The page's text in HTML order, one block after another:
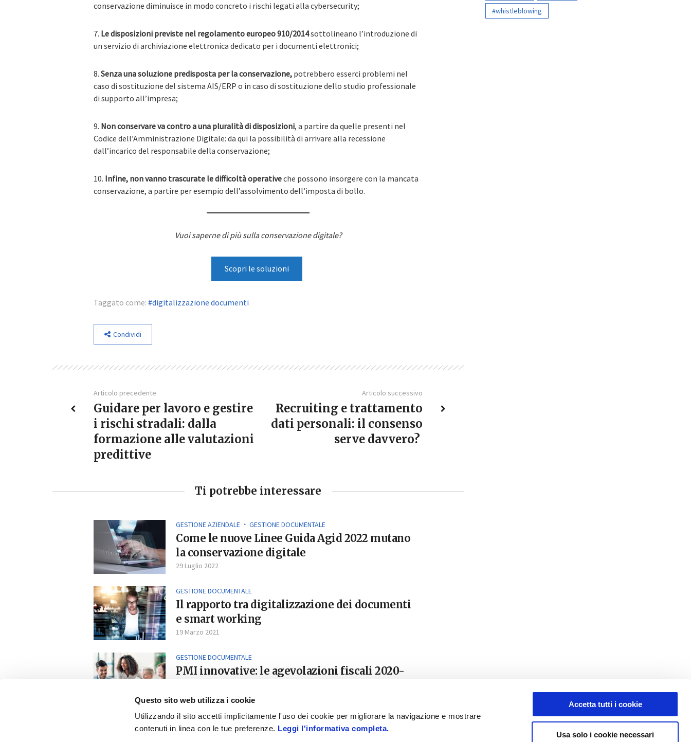
Questo sito web utilizza i cookie
Utilizzando il sito accetti implicitamente l'uso dei cookie per migliorare la navigazione e mostrare
contenuti in linea con le tue preferenze. Leggi l'informativa completa.
Accetta tutti i cookie
Usa solo i cookie necessari
conservazione diminuisce in modo concreto i rischi legati alla cybersecurity;
7. Le disposizioni previste nel regolamento europeo 910/2014sottolineano l’introduzione di
un servizio di archiviazione elettronica dedicato per i documenti elettronici;
8. Senza una soluzione predisposta per la conservazione, potrebbero esserci problemi nel
caso di sostituzione del sistema AIS/ERP o in caso di sostituzione dello studio professionale
di supporto all’impresa;
9. Non conservare va contro a una pluralità di disposizioni, a partire da quelle presenti nel
Codice dell’Amministrazione Digitale: da qui la possibilità di arrivare alla recessione
dall’incarico del responsabile della conservazione;
10. Infine, non vanno trascurate le difficoltà operativeche possono insorgere con la mancata
conservazione, a partire per esempio dell’assolvimento dell’imposta di bollo.
Vuoi saperne di più sulla conservazione digitale?
Scopri le soluzioni
Taggato come: digitalizzazione documenti
Condividi
Articolo precedente
Guidare per lavoro e gestire
i rischi stradali: dalla
formazione alle valutazioni
predittive
Articolo successivo
Recruiting e trattamento
dati personali: il consenso
serve davvero?
Ti potrebbe interessare
GESTIONE AZIENDALE GESTIONE DOCUMENTALE
Come le nuove Linee Guida Agid 2022 mutano
la conservazione digitale
29 Luglio 2022
GESTIONE DOCUMENTALE
Il rapporto tra digitalizzazione dei documenti
e smart working
19 Marzo 2021
GESTIONE DOCUMENTALE
PMI innovative: le agevolazioni fiscali 2020-
23 Gennaio 2021
whistleblowing